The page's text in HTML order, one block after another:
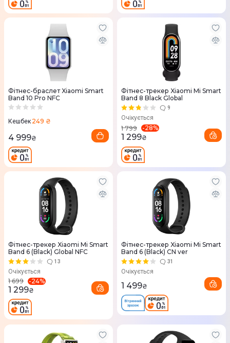
Фітнес-браслет Xiaomi Smart
Band 10 Pro NFC
Кешбек 249 ₴
4 999₴
Фітнес-трекер Xiaomi Mi Smart
Band 8 Black Global
9
Очікується
1 799 -28%
1 299₴
Фітнес-трекер Xiaomi Mi Smart
Band 6 (Black) Global NFC
13
Очікується
1 699 -24%
1 299₴
Фітнес-трекер Xiaomi Mi Smart
Band 6 (Black) CN ver
31
Очікується
1 499₴